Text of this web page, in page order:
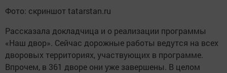
Фото: скриншот tatarstan.ru
Рассказала докладчица и о реализации программы
«Наш двор». Сейчас дорожные работы ведутся на всех
дворовых территориях, участвующих в программе.
Впрочем, в 361 дворе они уже завершены. В целом